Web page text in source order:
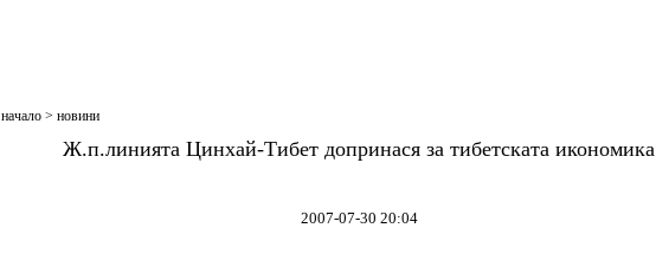
начало> новини
Ж.п.линията Цинхай-Тибет допринася за тибетската икономика
2007-07-30 20:04